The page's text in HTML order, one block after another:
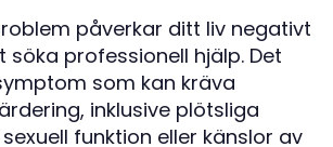
påverkar ditt liv negativt
söka professionell hjälp. Det
som kan kräva
inklusive plötsliga
funktion eller känslor av